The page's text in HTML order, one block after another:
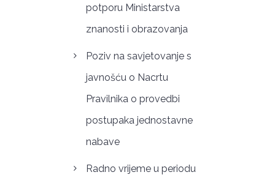
potporu Ministarstva
znanosti i obrazovanja
Poziv na savjetovanje s
javnošću o Nacrtu
Pravilnika o provedbi
postupaka jednostavne
nabave
Radno vrijeme u periodu